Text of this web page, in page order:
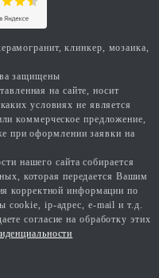
клинкер, мозаика,
защищены
на сайте, носит
условиях не является
коммерческое предложение,
при оформлении заявки на
нашего сайта собирается
которая передается Вашим
корректной информации по
cookie, ip-адрес, e-mail и т.д.
согласие на обработку этих